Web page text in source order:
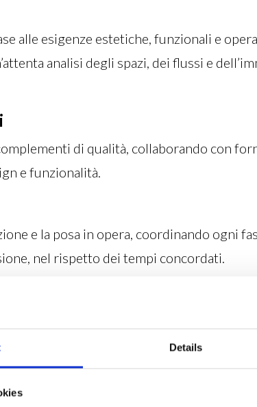
Details
alle esigenze estetiche, funzionali e
analisi degli spazi, dei flussi e
di qualità, collaborando con
e funzionalità.
e la posa in opera, coordinando ogni
nel rispetto dei tempi concordati.
completa del progetto: un unico
fino alla consegna finale.
e attenzione ai dettagli per creare